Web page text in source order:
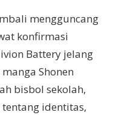
mengguncang
konfirmasi
Battery jelang
Shonen
bisbol sekolah,
identitas,